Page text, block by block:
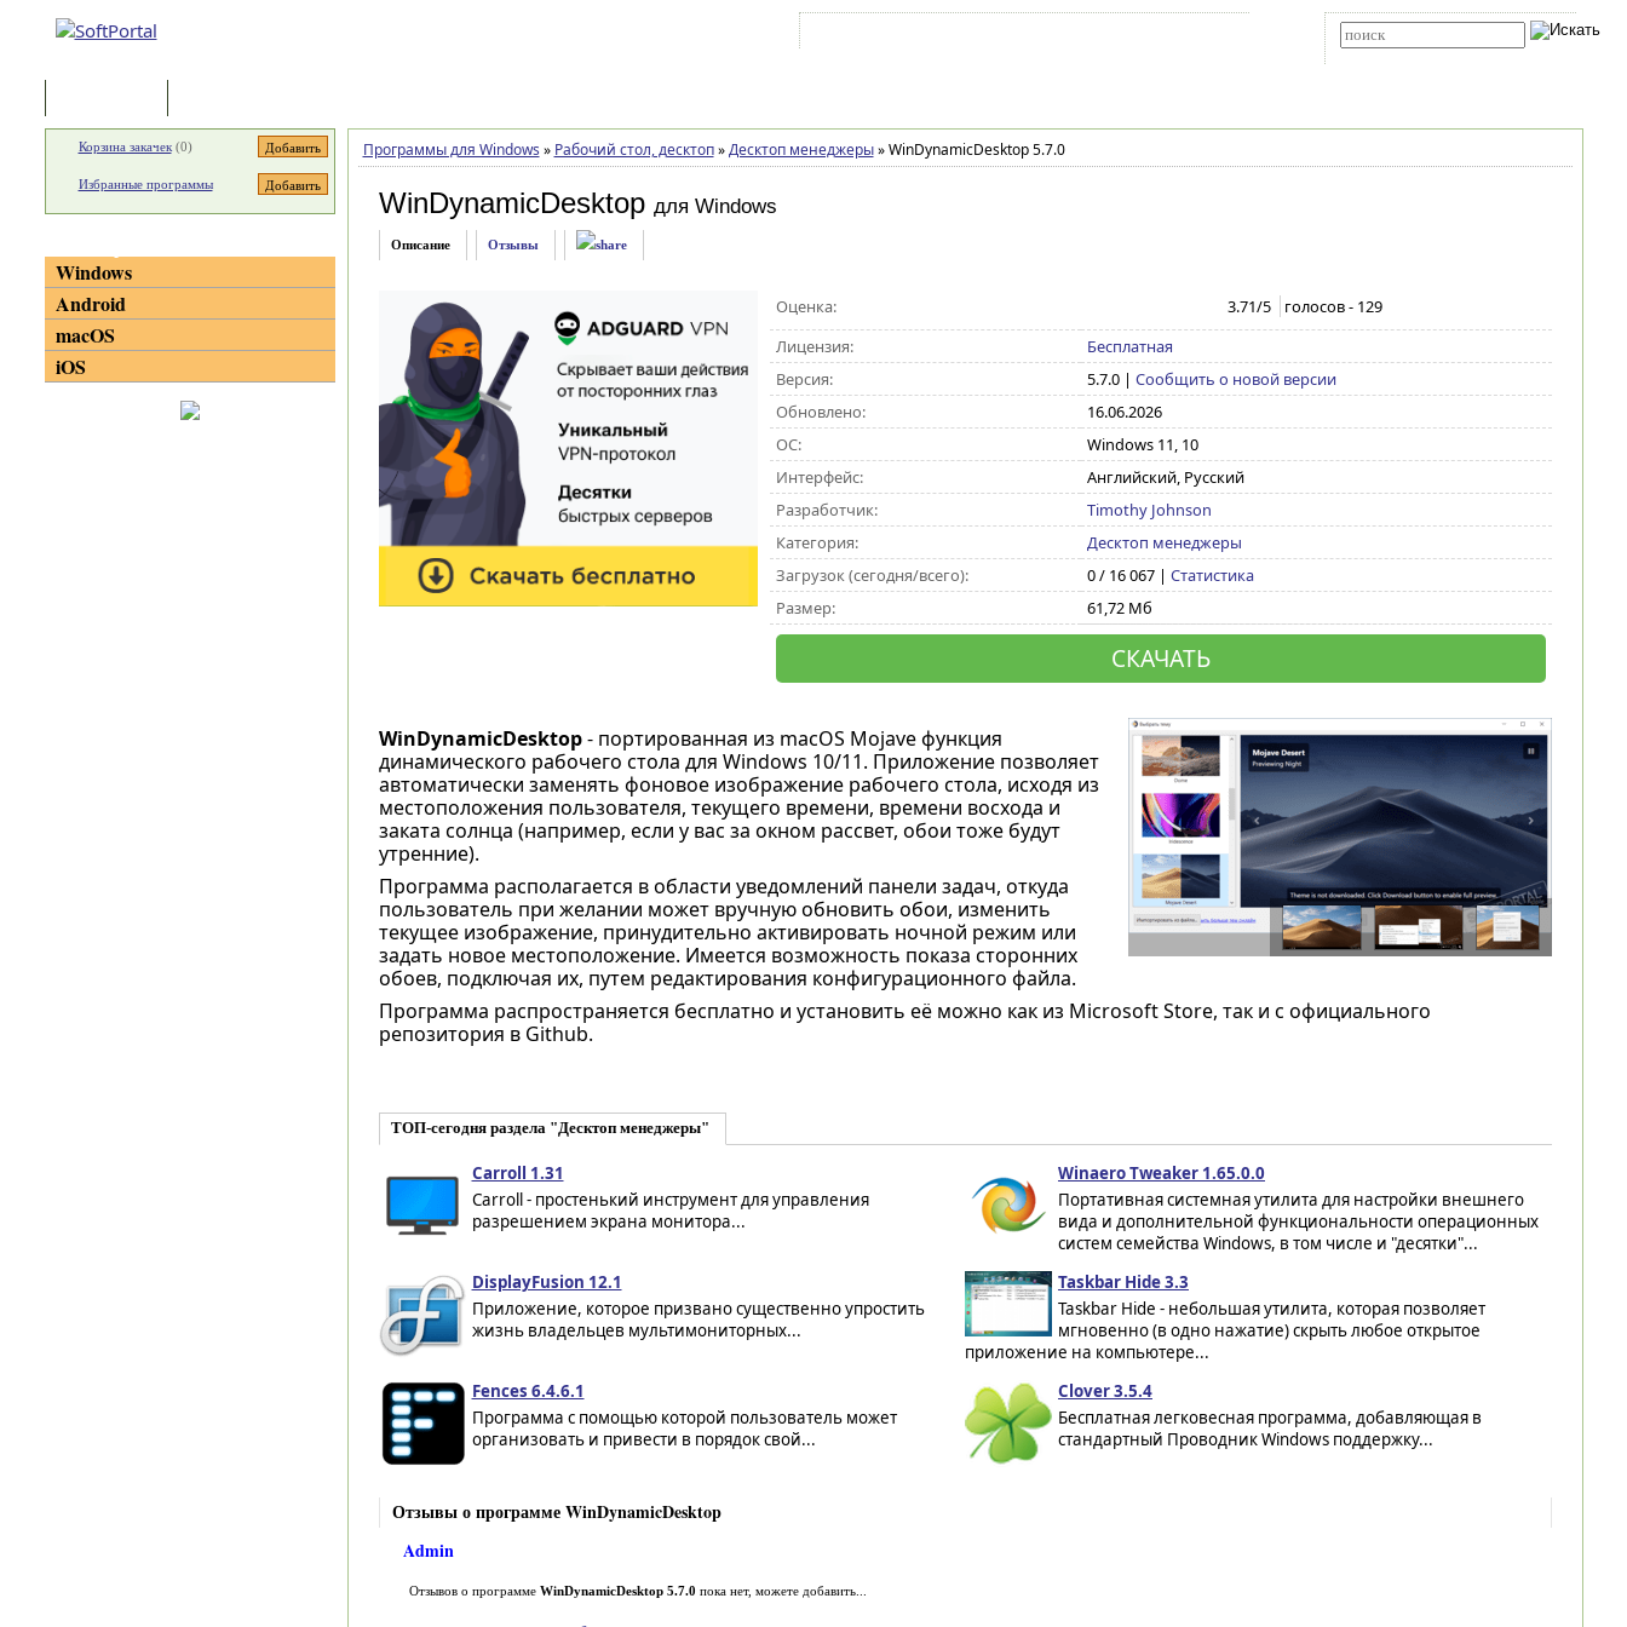
Программы для Windows » Рабочий стол, десктоп » Десктоп менеджеры »WinDynamicDesktop 5.7.0
WinDynamicDesktop для Windows
Описание Отзывы
Оценка: 3.71/5 голосов - 129
Лицензия:
Бесплатная
Версия:
5.7.0| Сообщить о новой версии
Обновлено:
16.06.2026
ОС:
Windows 11, 10
Интерфейс:
Английский, Русский
Разработчик:
Timothy Johnson
Категория:
Десктоп менеджеры
Загрузок (сегодня/всего):
0 / 16 067 | Статистика
Размер:
61,72 Мб
СКАЧАТЬ
WinDynamicDesktop- портированная из macOS Mojave функция
динамического рабочего стола для Windows 10/11. Приложение позволяет
автоматически заменять фоновое изображение рабочего стола, исходя из
местоположения пользователя, текущего времени, времени восхода и
заката солнца (например, если у вас за окном рассвет, обои тоже будут
утренние).
Программа располагается в области уведомлений панели задач, откуда
пользователь при желании может вручную обновить обои, изменить
текущее изображение, принудительно активировать ночной режим или
задать новое местоположение. Имеется возможность показа сторонних
обоев, подключая их, путем редактирования конфигурационного файла.
Программа распространяется бесплатно и установить её можно как из Microsoft Store, так и с официального
репозитория в Github.
ТОП-сегодня раздела "Десктоп менеджеры"
Carroll 1.31
Carroll - простенький инструмент для управления
разрешением экрана монитора...
Winaero Tweaker 1.65.0.0
Портативная системная утилита для настройки внешнего
вида и дополнительной функциональности операционных
систем семейства Windows, в том числе и "десятки"...
DisplayFusion 12.1
Приложение, которое призвано существенно упростить
жизнь владельцев мультимониторных...
Taskbar Hide 3.3
Taskbar Hide - небольшая утилита, которая позволяет
мгновенно (в одно нажатие) скрыть любое открытое
приложение на компьютере...
Fences 6.4.6.1
Программа с помощью которой пользователь может
организовать и привести в порядок свой...
Clover 3.5.4
Бесплатная легковесная программа, добавляющая в
стандартный Проводник Windows поддержку...
Отзывы о программе WinDynamicDesktop
Admin
Отзывов о программе WinDynamicDesktop 5.7.0 пока нет, можете добавить...
Корзина закачек(0)
Избранные программы
Windows
Android
macOS
iOS